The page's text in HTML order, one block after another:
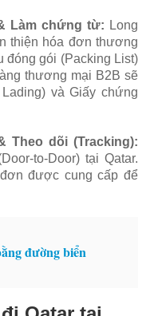
Làm chứng từ: Long
thiện hóa đơn thương
đóng gói (Packing List)
thương mại B2B sẽ
và Giấy chứng
Theo dõi (Tracking):
to-Door) tại Qatar.
được cung cấp để
đường biển